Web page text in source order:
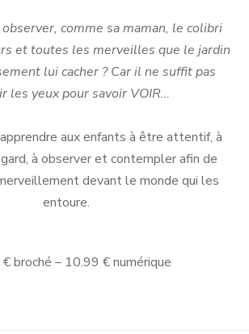
comme sa maman, le colibri
et toutes les merveilles que le jardin
lui cacher ? Car il ne suffit pas
les yeux pour savoir VOIR…
aux enfants à être attentif, à
à observer et contempler afin de
devant le monde qui les
entoure.
broché – 10.99 € numérique